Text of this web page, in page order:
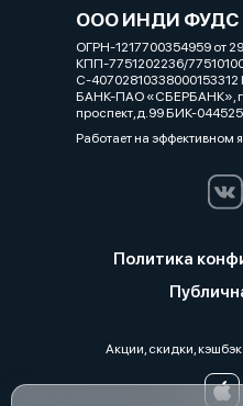
ООО ИНДИ ФУДС
ОГРН-1217700354959 от
КПП-7751202236/
С-
БАНК-ПАО «СБЕРБАНК»,
проспект,д.99 БИК-
Работает на эффективном
Политика
Акции, скидки,